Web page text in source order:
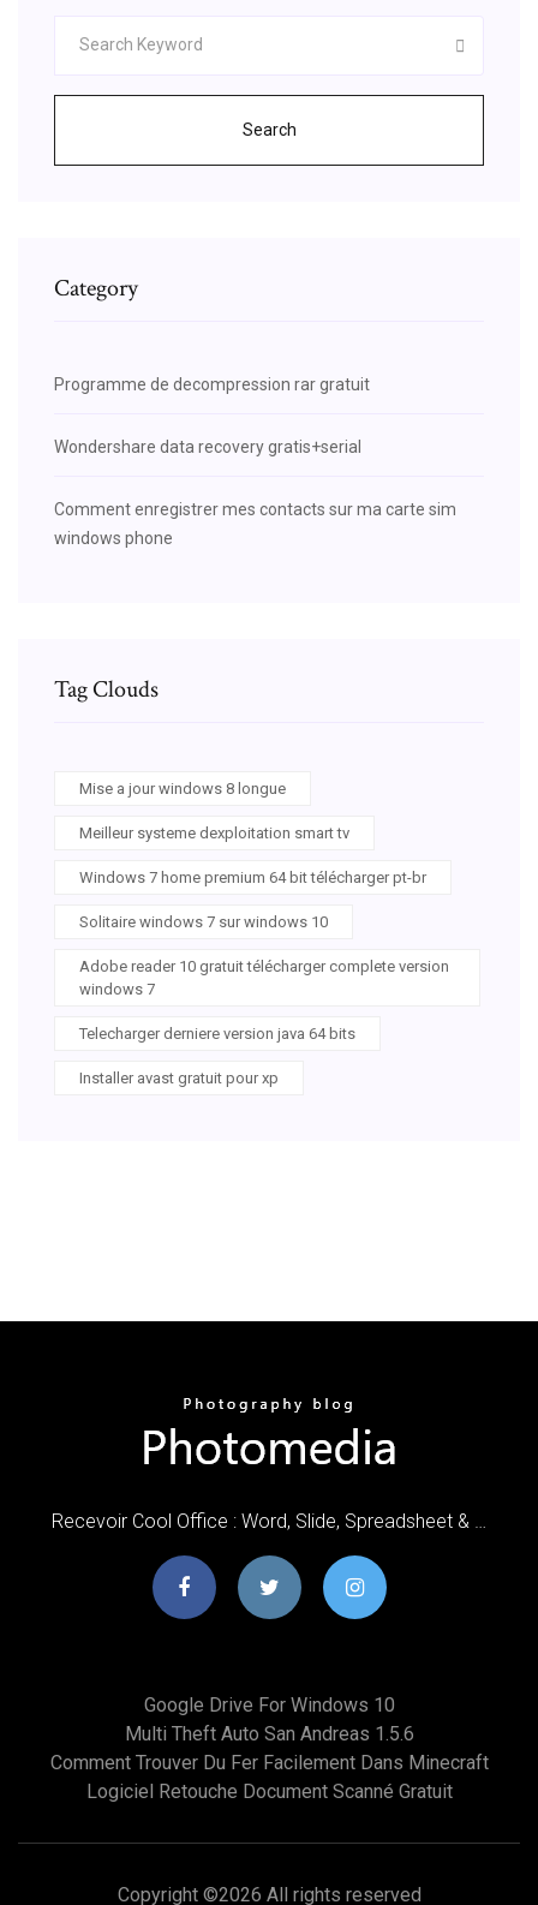
Search
Category
Programme de decompression rar gratuit
Wondershare data recovery gratis+serial
Comment enregistrer mes contacts sur ma carte sim
windows phone
Tag Clouds
Mise a jour windows 8 longue
Meilleur systeme dexploitation smart tv
Windows 7 home premium 64 bit télécharger pt-br
Solitaire windows 7 sur windows 10
Adobe reader 10 gratuit télécharger complete version
windows 7
Telecharger derniere version java 64 bits
Installer avast gratuit pour xp
Recevoir Cool Office : Word, Slide, Spreadsheet & …
Google Drive For Windows 10
Multi Theft Auto San Andreas 1.5.6
Comment Trouver Du Fer Facilement Dans Minecraft
Logiciel Retouche Document Scanné Gratuit
Copyright ©2026 All rights reserved